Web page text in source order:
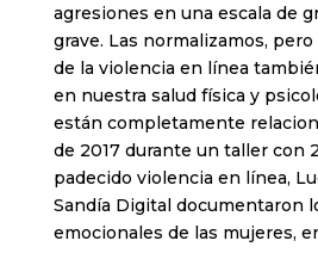
agresiones en una escala de
grave. Las normalizamos,
de la violencia en línea
en nuestra salud física y
están completamente
de 2017 durante un taller con
padecido violencia en línea,
Sandía Digital documentaron
emocionales de las mujeres,